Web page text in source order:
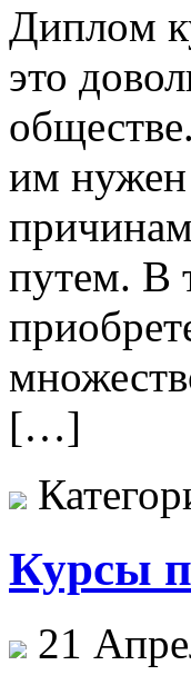
Диплoм
это
им нужен
путем. В
[…]
Курсы
21